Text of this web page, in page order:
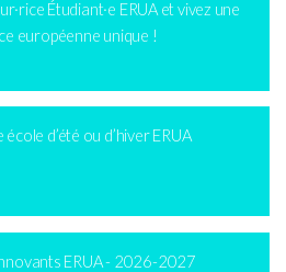
Étudiant·e ERUA et vivez une
européenne unique !
d’été ou d’hiver ERUA
ERUA - 2026-2027